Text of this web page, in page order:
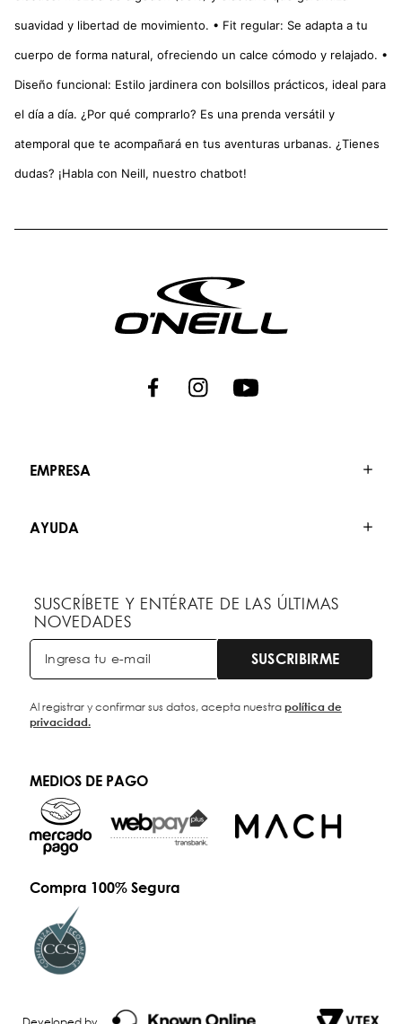
suavidad y libertad de movimiento. • Fit regular: Se adapta a tu
cuerpo de forma natural, ofreciendo un calce cómodo y relajado. •
Diseño funcional: Estilo jardinera con bolsillos prácticos, ideal para
el día a día. ¿Por qué comprarlo? Es una prenda versátil y
atemporal que te acompañará en tus aventuras urbanas. ¿Tienes
dudas? ¡Habla con Neill, nuestro chatbot!
EMPRESA
AYUDA
SUSCRÍBETE Y ENTÉRATE DE LAS ÚLTIMAS
NOVEDADES
SUSCRIBIRME
Al registrar y confirmar sus datos, acepta nuestrapolítica de
privacidad.
MEDIOS DE PAGO
Compra 100% Segura